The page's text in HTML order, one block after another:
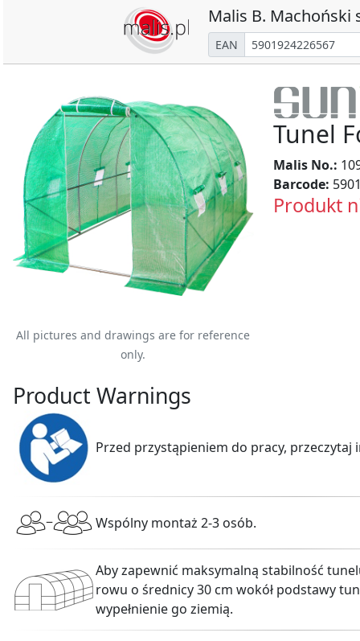
Malis B. Machoński
EAN
All pictures and drawings are for reference
only.
Tunel
Malis No.:
Barcode:
Produkt
Product Warnings
Przed przystąpieniem do pracy, przeczytaj
Wspólny montaż 2-3 osób.
Aby zapewnić maksymalną stabilność
rowu o średnicy 30 cm wokół podstawy
wypełnienie go ziemią.